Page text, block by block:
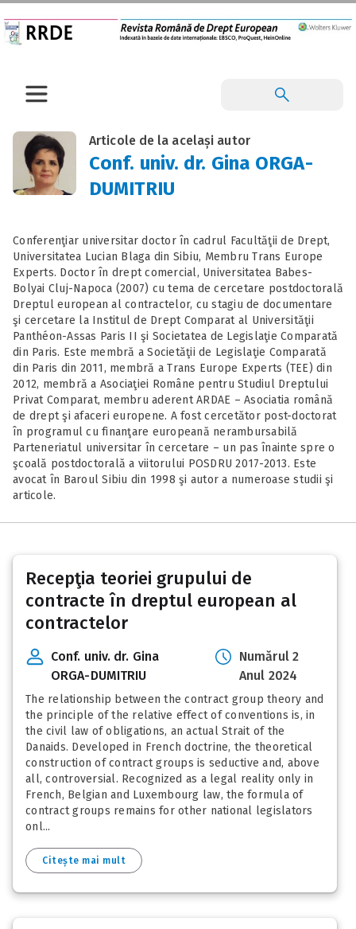
Articole de la același autor
Conf. univ. dr. Gina ORGA-
DUMITRIU
Conferenţiar universitar doctor în cadrul Facultăţii de Drept,
Universitatea Lucian Blaga din Sibiu, Membru Trans Europe
Experts. Doctor în drept comercial, Universitatea Babes-
Bolyai Cluj-Napoca (2007) cu tema de cercetare postdoctorală
Dreptul european al contractelor, cu stagiu de documentare
şi cercetare la Institul de Drept Comparat al Universităţii
Panthéon-Assas Paris II şi Societatea de Legislaţie Comparată
din Paris. Este membră a Societăţii de Legislaţie Comparată
din Paris din 2011, membră a Trans Europe Experts (TEE) din
2012, membră a Asociaţiei Române pentru Studiul Dreptului
Privat Comparat, membru aderent ARDAE – Asociatia română
de drept şi afaceri europene. A fost cercetător post-doctorat
în programul cu finanţare europeană nerambursabilă
Parteneriatul universitar în cercetare – un pas înainte spre o
şcoală postdoctorală a viitorului POSDRU 2017-2013. Este
avocat în Baroul Sibiu din 1998 şi autor a numeroase studii şi
articole.
Recepţia teoriei grupului de
contracte în dreptul european al
contractelor
Conf. univ. dr. Gina
ORGA-DUMITRIU
Numărul 2
Anul 2024
The relationship between the contract group theory and
the principle of the relative effect of conventions is, in
the civil law of obligations, an actual Strait of the
Danaids. Developed in French doctrine, the theoretical
construction of contract groups is seductive and, above
all, controversial. Recognized as a legal reality only in
French, Belgian and Luxembourg law, the formula of
contract groups remains for other national legislators
onl...
Citește mai mult